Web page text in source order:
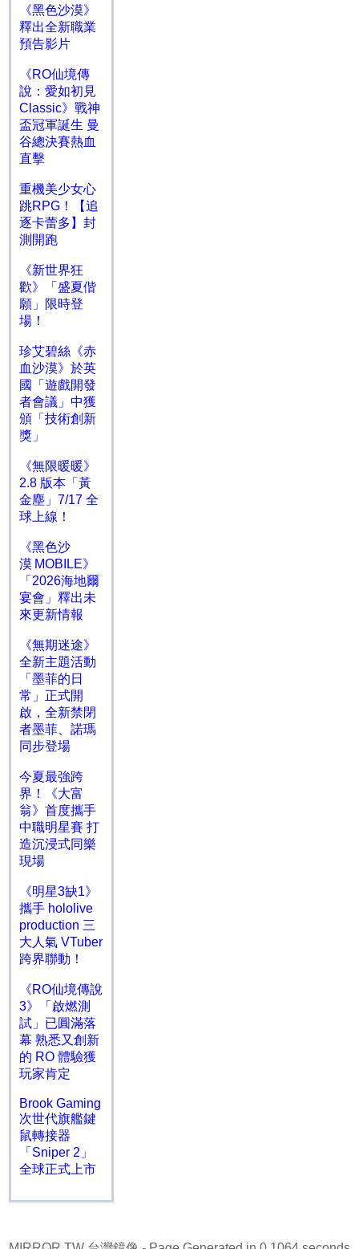
《黑色沙漠》
釋出全新職業
預告影片
《RO仙境傳
說：愛如初見
Classic》戰神
盃冠軍誕生 曼
谷總決賽熱血
直擊
重機美少女心
跳RPG！【追
逐卡蕾多】封
測開跑
《新世界狂
歡》「盛夏偕
願」限時登
場！
珍艾碧絲《赤
血沙漠》於英
國「遊戲開發
者會議」中獲
頒「技術創新
獎」
《無限暖暖》
2.8 版本「黃
金塵」7/17 全
球上線！
《黑色沙
漠 MOBILE》
「2026海地爾
宴會」釋出未
來更新情報
《無期迷途》
全新主題活動
「墨菲的日
常」正式開
啟，全新禁閉
者墨菲、諾瑪
同步登場
今夏最強跨
界！《大富
翁》首度攜手
中職明星賽 打
造沉浸式同樂
現場
《明星3缺1》
攜手 hololive
production 三
大人氣 VTuber
跨界聯動！
《RO仙境傳說
3》「啟燃測
試」已圓滿落
幕 熟悉又創新
的 RO 體驗獲
玩家肯定
Brook Gaming
次世代旗艦鍵
鼠轉接器
「Sniper 2」
全球正式上市